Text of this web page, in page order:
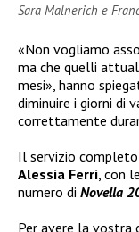
Sara Malnerich e
«Non vogliamo
ma che quelli
mesi», hanno
diminuire i giorni di
correttamente
Il servizio
Alessia Ferri , con
numero di Novella
Per avere la vostra